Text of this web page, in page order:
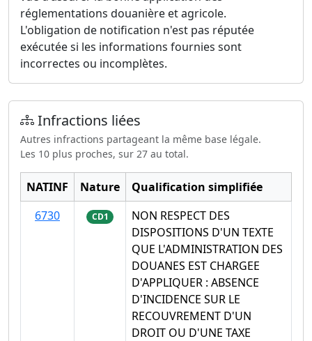
réglementations douanière et agricole.
L'obligation de notification n'est pas réputée
exécutée si les informations fournies sont
incorrectes ou incomplètes.
Infractions liées
Autres infractions partageant la même base légale.
Les 10 plus proches, sur 27 au total.
NATINF Nature
Qualification simplifiée
6730
CD1
NON RESPECT DES
DISPOSITIONS D'UN TEXTE
QUE L'ADMINISTRATION DES
DOUANES EST CHARGEE
D'APPLIQUER : ABSENCE
D'INCIDENCE SUR LE
RECOUVREMENT D'UN
DROIT OU D'UNE TAXE